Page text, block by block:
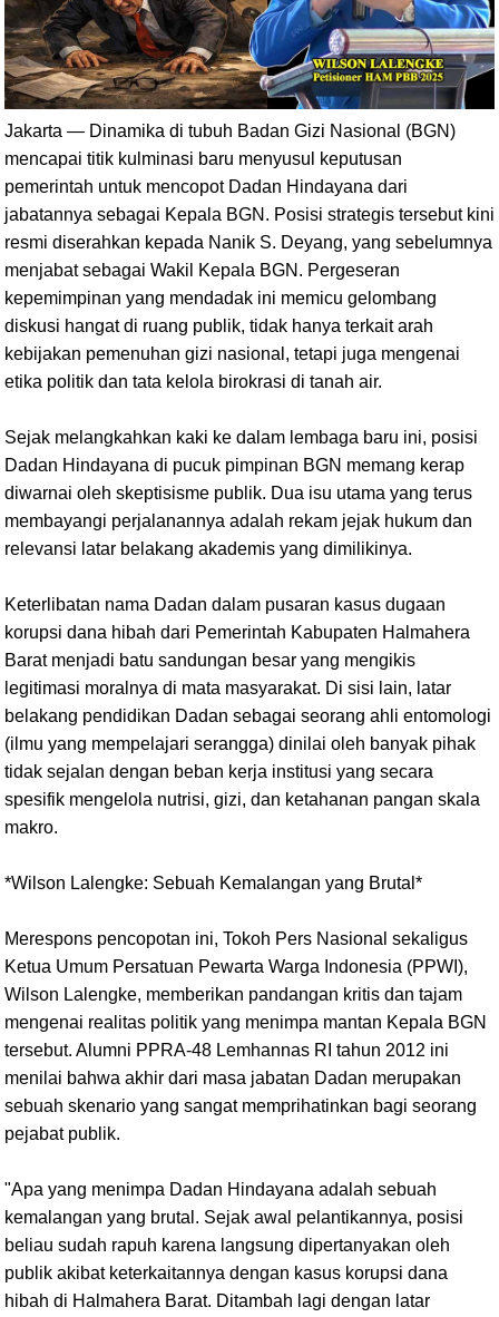
Jakarta — Dinamika di tubuh Badan Gizi Nasional (BGN)
mencapai titik kulminasi baru menyusul keputusan
pemerintah untuk mencopot Dadan Hindayana dari
jabatannya sebagai Kepala BGN. Posisi strategis tersebut kini
resmi diserahkan kepada Nanik S. Deyang, yang sebelumnya
menjabat sebagai Wakil Kepala BGN. Pergeseran
kepemimpinan yang mendadak ini memicu gelombang
diskusi hangat di ruang publik, tidak hanya terkait arah
kebijakan pemenuhan gizi nasional, tetapi juga mengenai
etika politik dan tata kelola birokrasi di tanah air.
Sejak melangkahkan kaki ke dalam lembaga baru ini, posisi
Dadan Hindayana di pucuk pimpinan BGN memang kerap
diwarnai oleh skeptisisme publik. Dua isu utama yang terus
membayangi perjalanannya adalah rekam jejak hukum dan
relevansi latar belakang akademis yang dimilikinya.
Keterlibatan nama Dadan dalam pusaran kasus dugaan
korupsi dana hibah dari Pemerintah Kabupaten Halmahera
Barat menjadi batu sandungan besar yang mengikis
legitimasi moralnya di mata masyarakat. Di sisi lain, latar
belakang pendidikan Dadan sebagai seorang ahli entomologi
(ilmu yang mempelajari serangga) dinilai oleh banyak pihak
tidak sejalan dengan beban kerja institusi yang secara
spesifik mengelola nutrisi, gizi, dan ketahanan pangan skala
makro.
*Wilson Lalengke: Sebuah Kemalangan yang Brutal*
Merespons pencopotan ini, Tokoh Pers Nasional sekaligus
Ketua Umum Persatuan Pewarta Warga Indonesia (PPWI),
Wilson Lalengke, memberikan pandangan kritis dan tajam
mengenai realitas politik yang menimpa mantan Kepala BGN
tersebut. Alumni PPRA-48 Lemhannas RI tahun 2012 ini
menilai bahwa akhir dari masa jabatan Dadan merupakan
sebuah skenario yang sangat memprihatinkan bagi seorang
pejabat publik.
"Apa yang menimpa Dadan Hindayana adalah sebuah
kemalangan yang brutal. Sejak awal pelantikannya, posisi
beliau sudah rapuh karena langsung dipertanyakan oleh
publik akibat keterkaitannya dengan kasus korupsi dana
hibah di Halmahera Barat. Ditambah lagi dengan latar